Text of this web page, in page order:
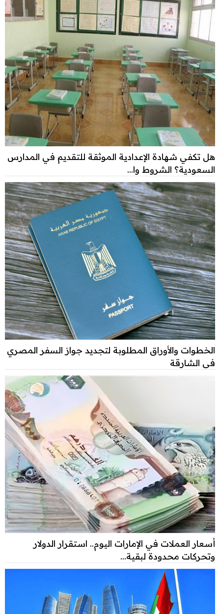
هل تكفي شهادة الإعدادية الموثقة للتقديم في المدارس
السعودية؟ الشروط وا...
الخطوات والأوراق المطلوبة لتجديد جواز السفر المصري
في الشارقة
أسعار العملات في الإمارات اليوم.. استقرار الدولار
وتحركات محدودة لبقية...